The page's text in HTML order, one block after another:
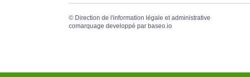
© Direction de l'information légale et administrative
comarquage developpé par baseo.io